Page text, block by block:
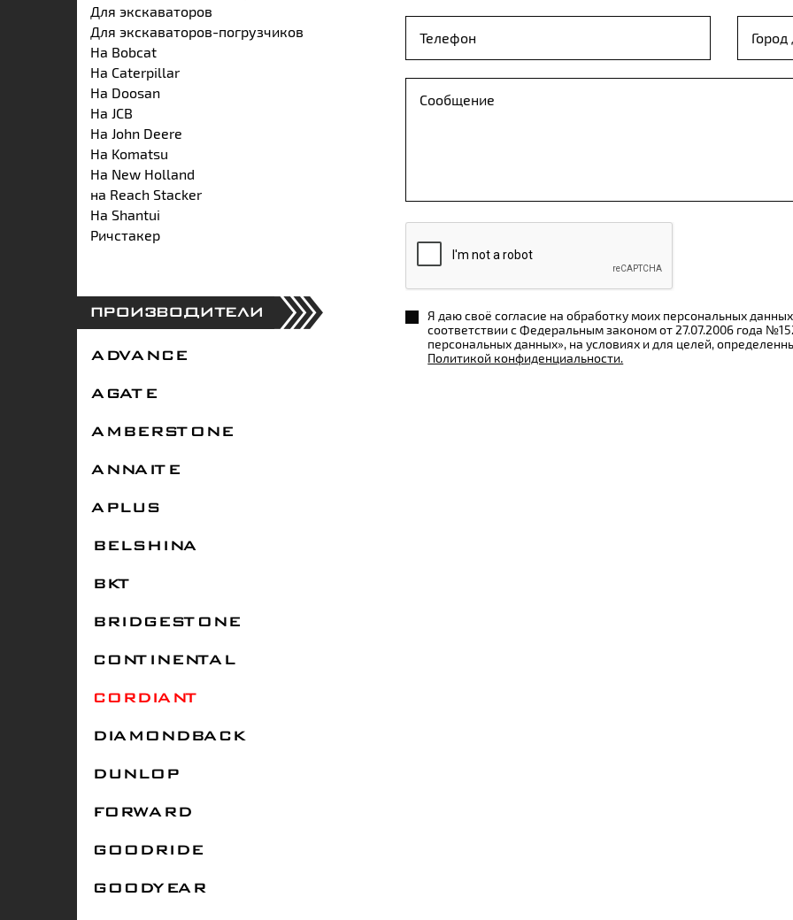
Для экскаваторов
Для экскаваторов-погрузчиков
На Bobcat
На Caterpillar
На Doosan
На JCB
На John Deere
На Komatsu
На New Holland
на Reach Stacker
На Shantui
Ричстакер
ПРОИЗВОДИТЕЛИ
ADVANCE
AGATE
AMBERSTONE
ANNAITE
APLUS
BELSHINA
BKT
BRIDGESTONE
CONTINENTAL
CORDIANT
DIAMONDBACK
DUNLOP
FORWARD
GOODRIDE
GOODYEAR
Я даю своё согласие на обработку моих персональных
соответствии с Федеральным законом от 27.07.2006 года
персональных данных», на условиях и для целей,
Политикой конфиденциальности.